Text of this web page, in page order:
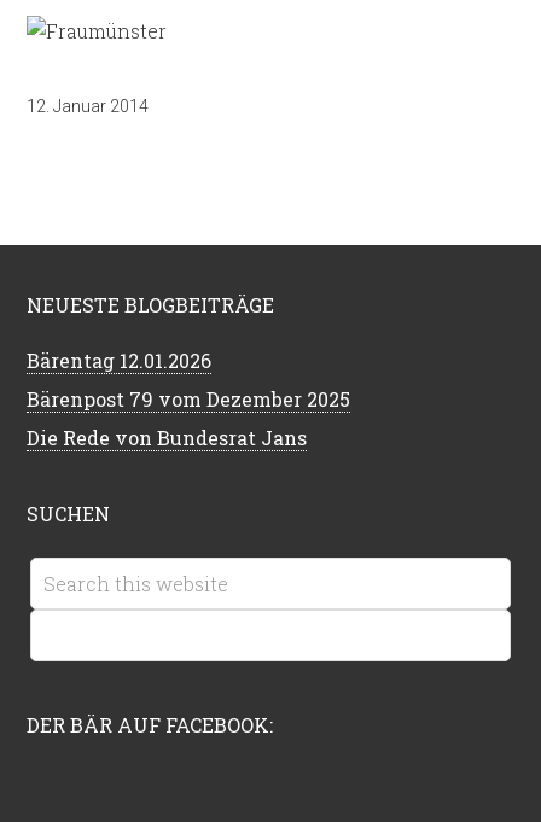
12. Januar 2014
NEUESTE BLOGBEITRÄGE
Bärentag 12.01.2026
Bärenpost 79 vom Dezember 2025
Die Rede von Bundesrat Jans
SUCHEN
DER BÄR AUF FACEBOOK: